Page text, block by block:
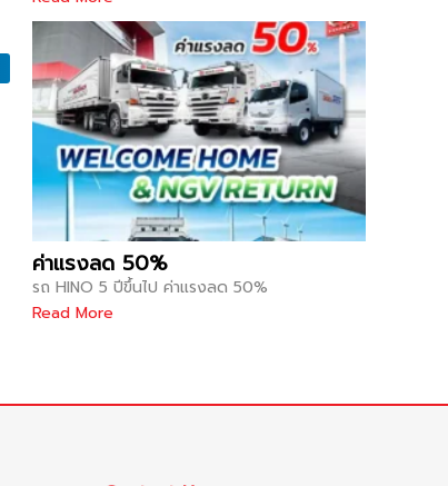
ค่าแรงลด 50%
รถ HINO 5 ปีขึ้นไป ค่าแรงลด 50%
Read More